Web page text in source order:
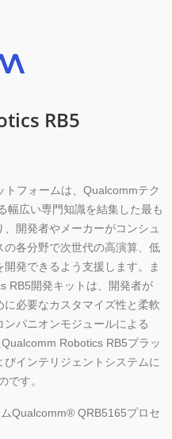
RB5
フォームは、Qualcommテク
幅広い専門知識を結集した最も
開発者やメーカーがコンシュ
各分野で次世代の高演算、低
発できるよう支援します。ま
RB5開発キットは、開発者が
必要なカスタマイズ性と柔軟
パニオンモジュールによる
Robotics RB5プラッ
びインテリジェントシステムに
です。
Qualcomm® QRB5165プロセ